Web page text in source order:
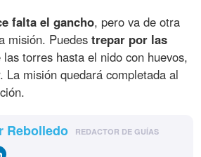
falta el gancho, pero va de otra
misión. Puedestrepar por las
las torres hasta el nido con huevos,
La misión quedará completada al
Rebolledo REDACTOR DE GUÍAS